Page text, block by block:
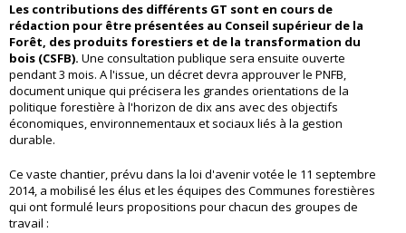
Les contributions des différents GT sont en cours de
rédaction pour être présentées au Conseil supérieur de la
Forêt, des produits forestiers et de la transformation du
bois (CSFB). Une consultation publique sera ensuite ouverte
pendant 3 mois. A l'issue, un décret devra approuver le PNFB,
document unique qui précisera les grandes orientations de la
politique forestière à l'horizon de dix ans avec des objectifs
économiques, environnementaux et sociaux liés à la gestion
durable.
Ce vaste chantier, prévu dans la loi d'avenir votée le 11 septembre
2014, a mobilisé les élus et les équipes des Communes forestières
qui ont formulé leurs propositions pour chacun des groupes de
travail :